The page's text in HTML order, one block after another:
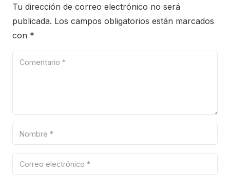
Tu dirección de correo electrónico no será
publicada. Los campos obligatorios están marcados
con *